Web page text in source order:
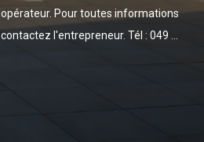
opérateur. Pour toutes informations
contactez l'entrepreneur. Tél : 049 ...